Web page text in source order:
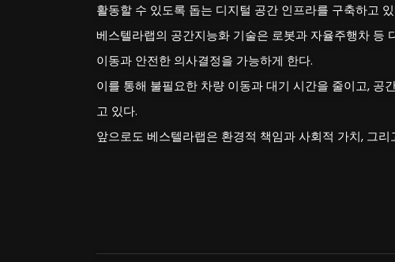
활동할 수 있도록 돕는 디지털 공간 인프라를 구축하고
베스텔라랩의 공간지능화 기술은 로봇과 자율주행차 등
이동과 안전한 의사결정을 가능하게 한다.
이를 통해 불필요한 차량 이동과 대기 시간을 줄이고,
고 있다.
앞으로도 베스텔라랩은 환경적 책임과 사회적 가치, 그